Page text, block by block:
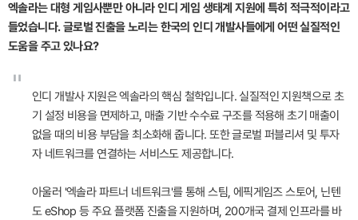
엑솔라는 대형 게임사뿐만 아니라 인디 게임 생태계 지원에 특히 적극적이라고
들었습니다. 글로벌 진출을 노리는 한국의 인디 개발사들에게 어떤 실질적인
도움을 주고 있나요?
"
인디 개발사 지원은 엑솔라의 핵심 철학입니다. 실질적인 지원책으로 초
기 설정 비용을 면제하고, 매출 기반 수수료 구조를 적용해 초기 매출이
없을 때의 비용 부담을 최소화해 줍니다. 또한 글로벌 퍼블리셔 및 투자
자 네트워크를 연결하는 서비스도 제공합니다.
아울러 '엑솔라 파트너 네트워크'를 통해 스팀, 에픽게임즈 스토어, 닌텐
도 eShop 등 주요 플랫폼 진출을 지원하며, 200개국 결제 인프라를 바